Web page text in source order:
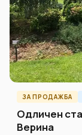
ЗА ПРОДАЖБА
Одличен
Верина